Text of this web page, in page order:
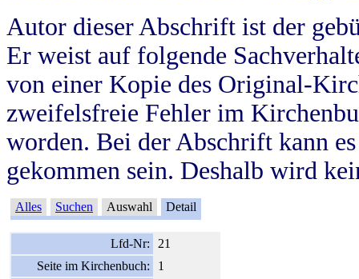
Autor dieser Abschrift ist der
Er weist auf folgende
von einer Kopie des Original-
zweifelsfreie Fehler im
worden. Bei der Abschrift kann
gekommen sein. Deshalb wird
Alles Suchen Auswahl Detail
Lfd-Nr:
21
Seite im Kirchenbuch:
1